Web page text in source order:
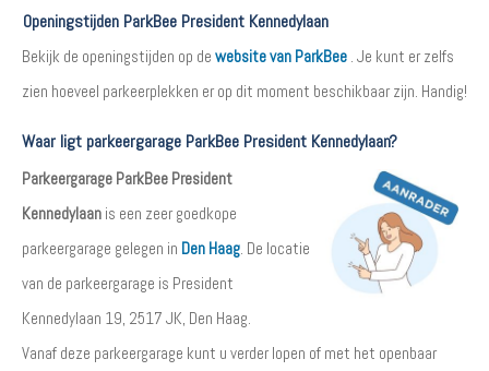
Openingstijden ParkBee President Kennedylaan
Bekijk de openingstijden op de website van ParkBee . Je kunt er zelfs
zien hoeveel parkeerplekken er op dit moment beschikbaar zijn. Handig!
Waar ligt parkeergarage ParkBee President Kennedylaan?
Parkeergarage ParkBee President
Kennedylaan is een zeer goedkope
parkeergarage gelegen in Den Haag . De locatie
van de parkeergarage is President
Kennedylaan 19, 2517 JK, Den Haag.
Vanaf deze parkeergarage kunt u verder lopen of met het openbaar